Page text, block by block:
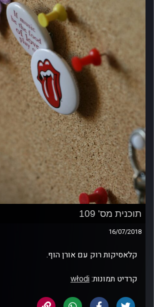
תוכנית מס' 109
16/07/2018
קלאסיקות רוק עם אורן הוף.
קרדיט תמונות:włodi